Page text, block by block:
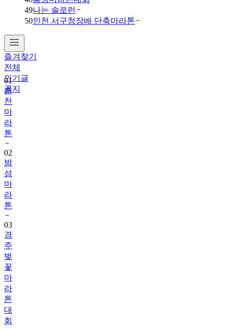
49나는 솔로런
50인천 서구청장배 단축마라톤
즐겨찾기
전체
인기글
공지
01
춘
천
마
라
톤
02
밤
섬
마
라
톤
03
경
주
벚
꽃
마
라
톤
대
회